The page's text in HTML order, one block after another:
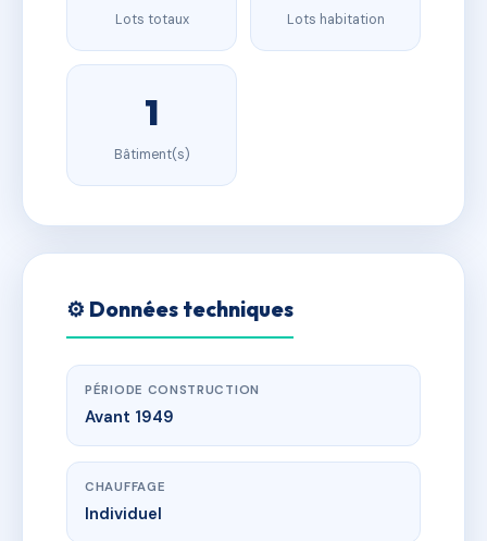
Lots totaux Lots habitation
1
Bâtiment(s)
⚙️ Données techniques
PÉRIODE CONSTRUCTION
Avant 1949
CHAUFFAGE
Individuel